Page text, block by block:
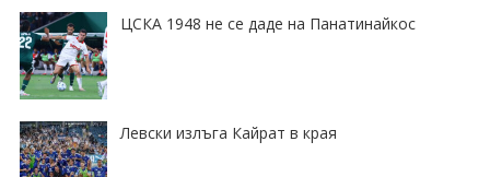
ЦСКА 1948 не се даде на Панатинайкос
Левски излъга Кайрат в края